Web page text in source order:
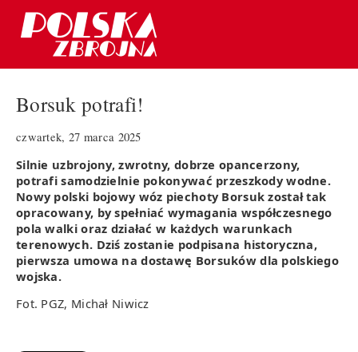
Borsuk potrafi!
czwartek, 27 marca 2025
Silnie uzbrojony, zwrotny, dobrze opancerzony,
potrafi samodzielnie pokonywać przeszkody wodne.
Nowy polski bojowy wóz piechoty Borsuk został tak
opracowany, by spełniać wymagania współczesnego
pola walki oraz działać w każdych warunkach
terenowych. Dziś zostanie podpisana historyczna,
pierwsza umowa na dostawę Borsuków dla polskiego
wojska.
Fot. PGZ, Michał Niwicz